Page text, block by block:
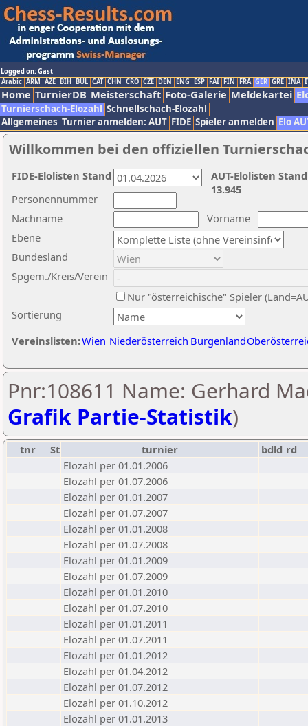
Logged on: Gast
Arabic ARM AZE BIH BUL CAT CHN CRO CZE DEN ENG ESP FAI FIN FRA GER GRE INA
Home TurnierDB Meisterschaft Foto-Galerie Meldekartei
Turnierschach-Elozahl Schnellschach-Elozahl
Allgemeines Turnier anmelden: AUT FIDE Spieler anmelden Elo
Willkommen bei den offiziellen
Nachname
Vorname
Ebene
Sortierung
Personennummer
Bundesland
Spgem./Kreis/Verein
Nur "österreichische" Spieler
Vereinslisten:Wien Niederösterreich Burgenland
AUT-Elolisten
13.945
FIDE-Elolisten Stand
Pnr:108611 Name: Gerhard
Grafik Partie-Statistik)
tnr St turnier bdld rd
Elozahl per 01.01.2006
Elozahl per 01.07.2006
Elozahl per 01.01.2007
Elozahl per 01.07.2007
Elozahl per 01.01.2008
Elozahl per 01.07.2008
Elozahl per 01.01.2009
Elozahl per 01.07.2009
Elozahl per 01.01.2010
Elozahl per 01.07.2010
Elozahl per 01.01.2011
Elozahl per 01.07.2011
Elozahl per 01.01.2012
Elozahl per 01.04.2012
Elozahl per 01.07.2012
Elozahl per 01.10.2012
Elozahl per 01.01.2013